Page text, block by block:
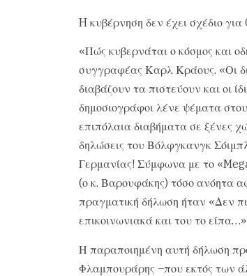
H κυβέρνηση δεν έχει σχέδιο
«Πώς κυβερνάται ο κόσμος και
συγγραφέας Καρλ Κράους. «Οι
διαβάζουν τα πιστεύουν και οι
δημοσιογράφοι λένε ψέματα
επιπόλαια διαβήματα σε ξένες
δηλώσεις του Βόλφγκανγκ
Γερμανίας! Σύμφωνα με το
(ο κ. Βαρουφάκης) τόσο ανόητα
πραγματική δήλωση ήταν «Δεν
επικοινωνιακά και του το είπα…»
Η παραποιημένη αυτή δήλωση
Φλαμπουράρης –που εκτός των